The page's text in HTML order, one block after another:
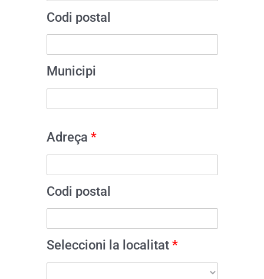
Codi postal
Municipi
Adreça *
Codi postal
Seleccioni la localitat*